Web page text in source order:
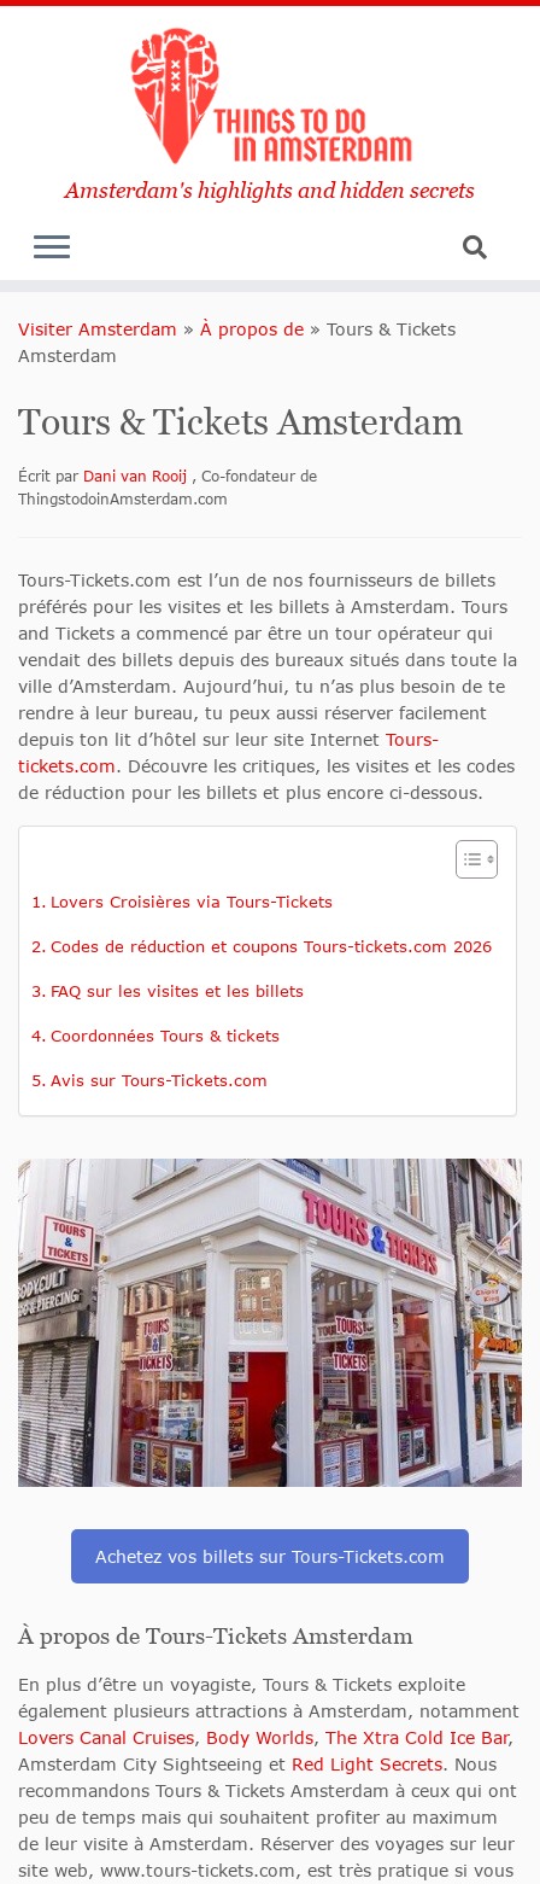
Amsterdam's highlights and hidden secrets
Visiter Amsterdam » À propos de » Tours & Tickets
Amsterdam
Tours & Tickets Amsterdam
Écrit par Dani van Rooij , Co-fondateur de
ThingstodoinAmsterdam.com
Tours-Tickets.com est l’un de nos fournisseurs de billets
préférés pour les visites et les billets à Amsterdam. Tours
and Tickets a commencé par être un tour opérateur qui
vendait des billets depuis des bureaux situés dans toute la
ville d’Amsterdam. Aujourd’hui, tu n’as plus besoin de te
rendre à leur bureau, tu peux aussi réserver facilement
depuis ton lit d’hôtel sur leur site Internet Tours-
tickets.com. Découvre les critiques, les visites et les codes
de réduction pour les billets et plus encore ci-dessous.
Lovers Croisières via Tours-Tickets
Codes de réduction et coupons Tours-tickets.com 2026
FAQ sur les visites et les billets
Coordonnées Tours & tickets
Avis sur Tours-Tickets.com
Achetez vos billets sur Tours-Tickets.com
À propos de Tours-Tickets Amsterdam
En plus d’être un voyagiste, Tours & Tickets exploite
également plusieurs attractions à Amsterdam, notamment
Lovers Canal Cruises, Body Worlds, The Xtra Cold Ice Bar,
Amsterdam City Sightseeing et Red Light Secrets. Nous
recommandons Tours & Tickets Amsterdam à ceux qui ont
peu de temps mais qui souhaitent profiter au maximum
de leur visite à Amsterdam. Réserver des voyages sur leur
site web, www.tours-tickets.com, est très pratique si vous